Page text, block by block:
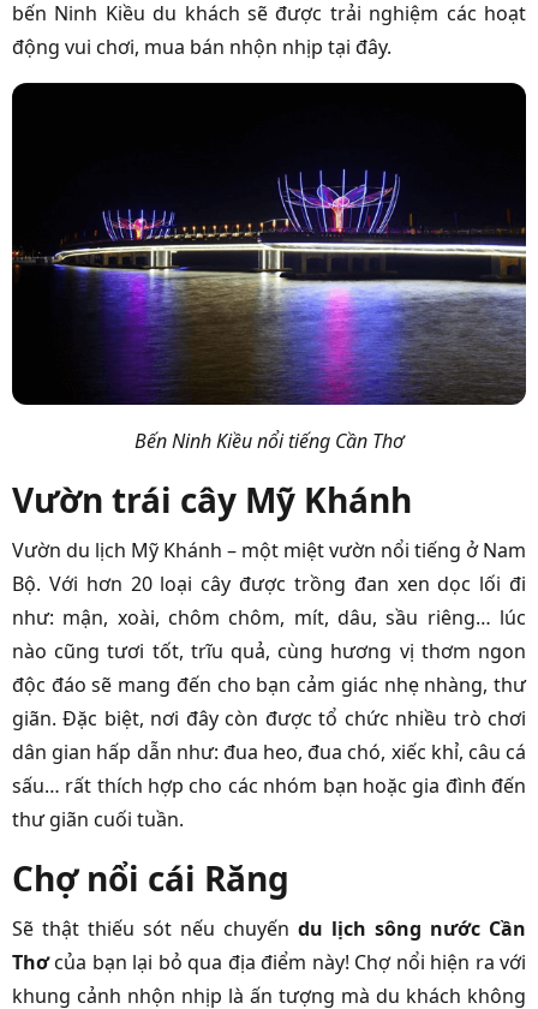
bến Ninh Kiều du khách sẽ được trải nghiệm các hoạt
động vui chơi, mua bán nhộn nhịp tại đây.
Bến Ninh Kiều nổi tiếng Cần Thơ
Vườn trái cây Mỹ Khánh
Vườn du lịch Mỹ Khánh – một miệt vườn nổi tiếng ở Nam
Bộ. Với hơn 20 loại cây được trồng đan xen dọc lối đi
như: mận, xoài, chôm chôm, mít, dâu, sầu riêng… lúc
nào cũng tươi tốt, trĩu quả, cùng hương vị thơm ngon
độc đáo sẽ mang đến cho bạn cảm giác nhẹ nhàng, thư
giãn. Đặc biệt, nơi đây còn được tổ chức nhiều trò chơi
dân gian hấp dẫn như: đua heo, đua chó, xiếc khỉ, câu cá
sấu… rất thích hợp cho các nhóm bạn hoặc gia đình đến
thư giãn cuối tuần.
Chợ nổi cái Răng
Sẽ thật thiếu sót nếu chuyến du lịch sông nước Cần
Thơcủa bạn lại bỏ qua địa điểm này! Chợ nổi hiện ra với
khung cảnh nhộn nhịp là ấn tượng mà du khách không